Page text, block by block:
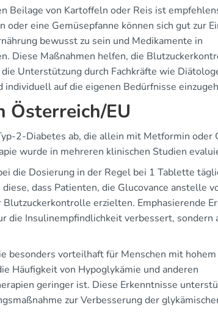
Beilage von Kartoffeln oder Reis ist
eine Gemüsepfanne können sich gut zur
bewusst zu sein und Medikamente in
Diese Maßnahmen helfen, die
Unterstützung durch Fachkräfte wie
auf die eigenen Bedürfnisse
Österreich/EU
2-Diabetes ab, die allein mit Metformin oder
wurde in mehreren klinischen Studien
die Dosierung in der Regel bei 1 Tablette
dass Patienten, die Glucovance anstelle
erzielten. Emphasierende
die Insulinempfindlichkeit verbessert, sondern
besonders vorteilhaft für Menschen mit
Häufigkeit von Hypoglykämie und anderen
geringer ist. Diese Erkenntnisse
zur Verbesserung der